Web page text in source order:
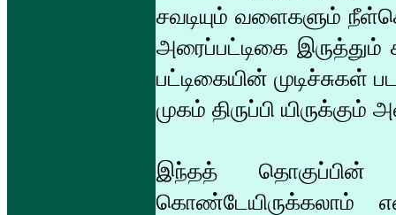
சவடியும் வளைகளும்
அரைப்பட்டிகை இருத்தும்
பட்டிகையின் முடிச்சுகள்
முகம் திருப்பி யிருக்கும்
இந்தத் தொகுப்பின்